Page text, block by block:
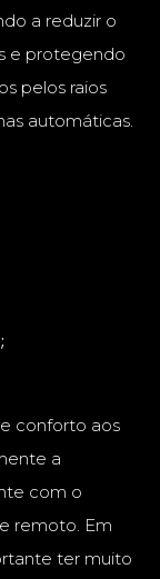
a reduzir o
e protegendo
pelos raios
automáticas.
conforto aos
a
com o
remoto. Em
ter muito